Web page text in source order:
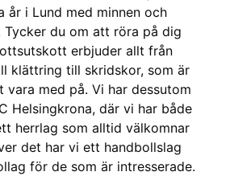
år i Lund med minnen och
du om att röra på dig
erbjuder allt från
klättring till skridskor, som är
med på. Vi har dessutom
Helsingkrona, där vi har både
herrlag som alltid välkomnar
det har vi ett handbollslag
för de som är intresserade.